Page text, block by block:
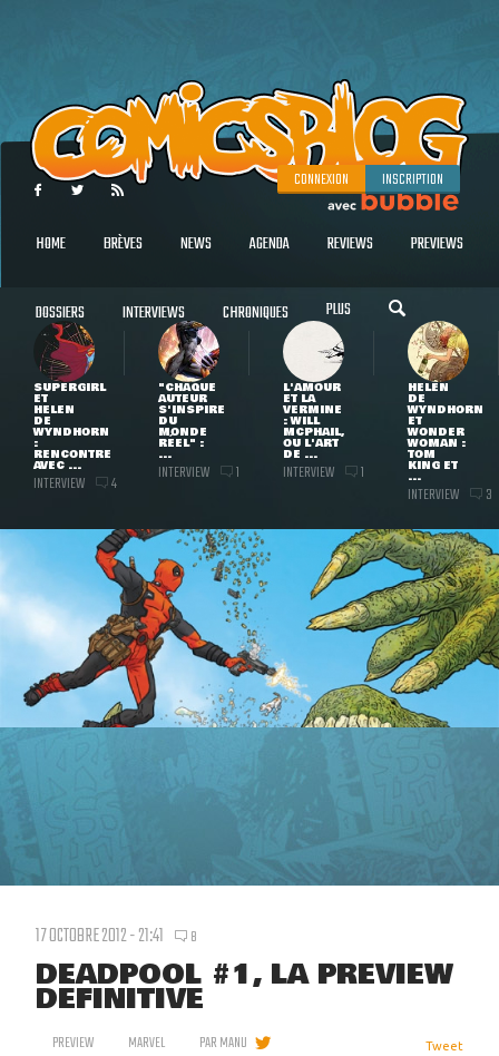
CONNEXION INSCRIPTION
HOME BRÈVES NEWS AGENDA REVIEWS PREVIEWS
DOSSIERS INTERVIEWS CHRONIQUES PLUS
SUPERGIRL
ET
HELEN
DE
WYNDHORN
:
RENCONTRE
AVEC ...
INTERVIEW 4
"CHAQUE
AUTEUR
S'INSPIRE
DU
MONDE
RÉEL" :
...
INTERVIEW 1
L'AMOUR
ET LA
VERMINE
: WILL
MCPHAIL,
OU L'ART
DE ...
INTERVIEW 1
HELEN
DE
WYNDHORN
ET
WONDER
WOMAN :
TOM
KING ET
...
INTERVIEW 3
17 OCTOBRE 2012 - 21:41 8
DEADPOOL #1, LA PREVIEW
DÉFINITIVE
PREVIEW MARVEL PARMANU Tweet